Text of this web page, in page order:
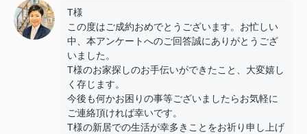
T様
この度はご成約おめでとうございます。お忙しい
中、本アンケートへのご回答誠にありがとうござ
いました。
T様のお家探しのお手伝いができたこと、大変嬉し
く存じます。
今後も何かお困りの事等ございましたらお気軽に
ご連絡頂ければ幸いです。
T様の新居での生活が幸多きことをお祈り申し上げ